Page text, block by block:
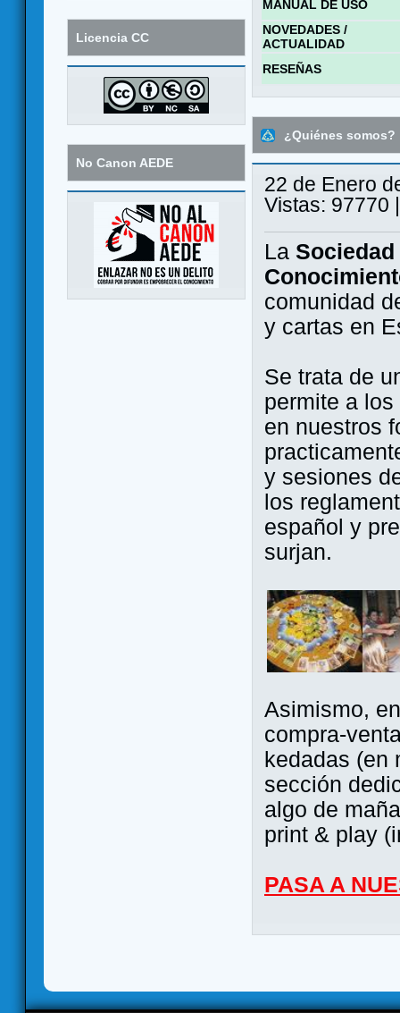
Licencia CC
No Canon AEDE
MANUAL DE USO
NOVEDADES /
ACTUALIDAD
RESEÑAS
¿Quiénes somos?
22 de Enero
Vistas: 97770
La
comunidad
y cartas en
Se trata de
permite a
en nuestros
y sesiones
los
español y
surjan.
Asimismo,
compra-
kedadas (en
sección
algo de
print & play
PASA A